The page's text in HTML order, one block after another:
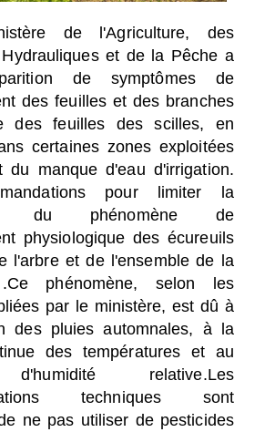
de l'Agriculture, des
et de la Pêche a
de symptômes de
des feuilles et des branches
des feuilles des scilles, en
certaines zones exploitées
du manque d'eau d'irrigation.
pour limiter la
du phénomène de
physiologique des écureuils
l'arbre et de l'ensemble de la
Ce phénomène, selon les
par le ministère, est dû à
des pluies automnales, à la
des températures et au
relative.Les
techniques sont
ne pas utiliser de pesticides